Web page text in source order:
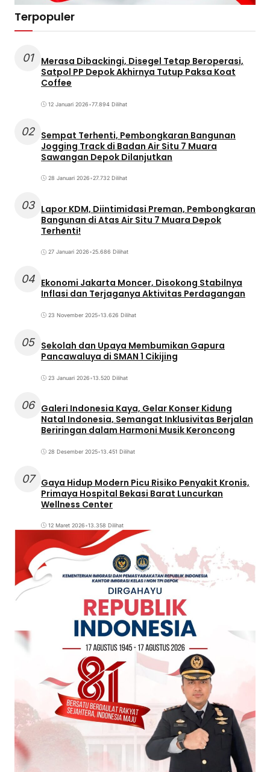
Terpopuler
01
Merasa Dibackingi, Disegel Tetap Beroperasi,
Satpol PP Depok Akhirnya Tutup Paksa Koat
Coffee
12 Januari 2026•77.894 Dilihat
02 Sempat Terhenti, Pembongkaran Bangunan
Jogging Track di Badan Air Situ 7 Muara
Sawangan Depok Dilanjutkan
28 Januari 2026•27.732 Dilihat
03 Lapor KDM, Diintimidasi Preman, Pembongkaran
Bangunan di Atas Air Situ 7 Muara Depok
Terhenti!
27 Januari 2026•25.686 Dilihat
04 Ekonomi Jakarta Moncer, Disokong Stabilnya
Inflasi dan Terjaganya Aktivitas Perdagangan
23 November 2025•13.626 Dilihat
05 Sekolah dan Upaya Membumikan Gapura
Pancawaluya di SMAN 1 Cikijing
23 Januari 2026•13.520 Dilihat
06 Galeri Indonesia Kaya, Gelar Konser Kidung
Natal Indonesia, Semangat Inklusivitas Berjalan
Beriringan dalam Harmoni Musik Keroncong
28 Desember 2025•13.451 Dilihat
07
Gaya Hidup Modern Picu Risiko Penyakit Kronis,
Primaya Hospital Bekasi Barat Luncurkan
Wellness Center
12 Maret 2026•13.358 Dilihat